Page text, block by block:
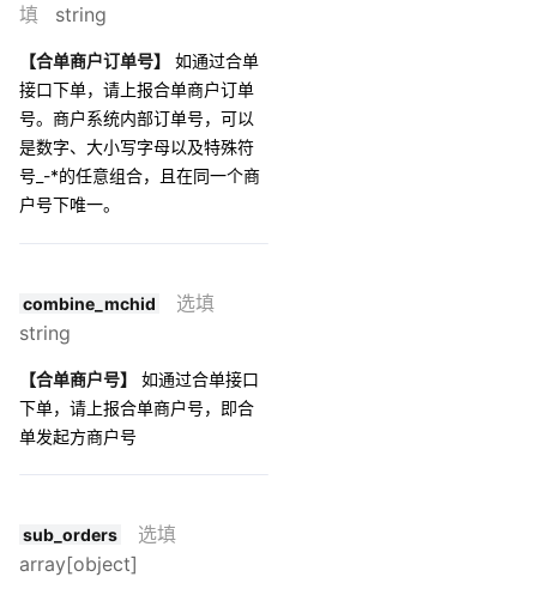
填
string
【合单商户订单号】
如通过合单
接口下单，请上报合单商户订单
号。商户系统内部订单号，可以
是数字、大小写字母以及特殊符
号_-*的任意组合，且在同一个商
户号下唯一。
combine_mchid
选填
string
【合单商户号】
如通过合单接口
下单，请上报合单商户号，即合
单发起方商户号
sub_orders
选填
array[object]